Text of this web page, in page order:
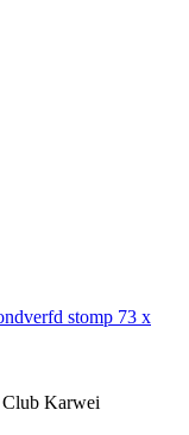
stomp 73 x
Club Karwei